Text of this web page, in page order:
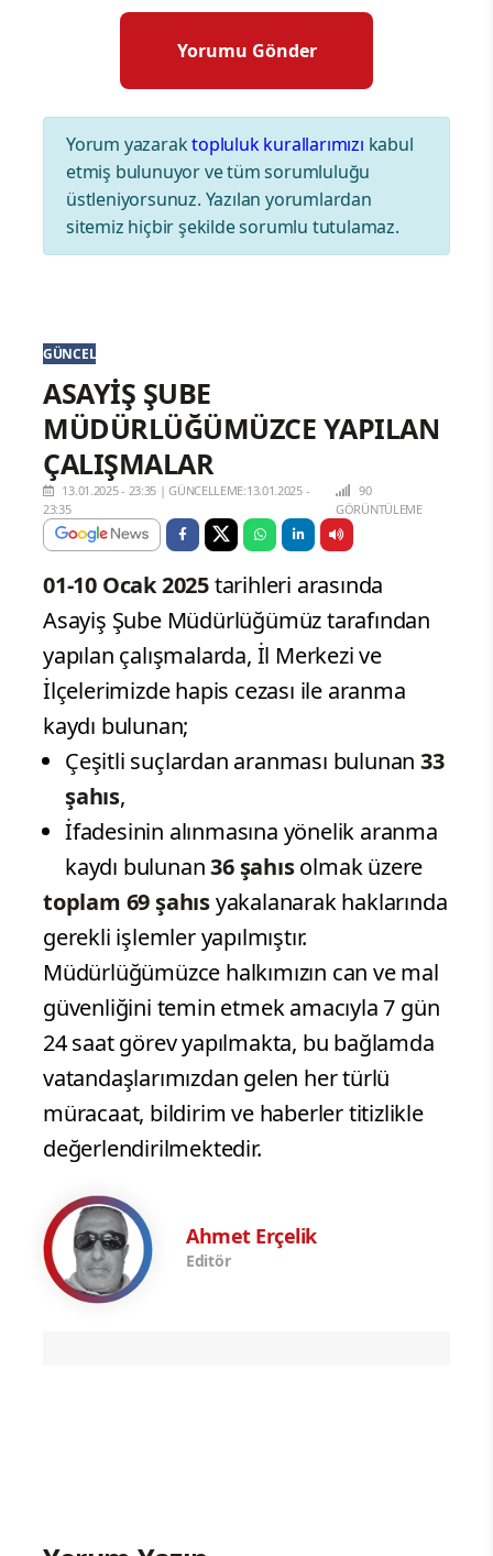
Yorum yazaraktopluluk kurallarımızı kabul
etmiş bulunuyor ve tüm sorumluluğu
üstleniyorsunuz. Yazılan yorumlardan
sitemiz hiçbir şekilde sorumlu tutulamaz.
GÜNCEL
ASAYİŞ ŞUBE
MÜDÜRLÜĞÜMÜZCE YAPILAN
ÇALIŞMALAR
13.01.2025 - 23:35 |GÜNCELLEME:13.01.2025 -
23:35
90
GÖRÜNTÜLEME
01-10 Ocak 2025tarihleri arasında
Asayiş Şube Müdürlüğümüz tarafından
yapılan çalışmalarda, İl Merkezi ve
İlçelerimizde hapis cezası ile aranma
kaydı bulunan;
Çeşitli suçlardan aranması bulunan 33
şahıs,
İfadesinin alınmasına yönelik aranma
kaydı bulunan36 şahısolmak üzere
toplam 69 şahısyakalanarak haklarında
gerekli işlemler yapılmıştır.
Müdürlüğümüzce halkımızın can ve mal
güvenliğini temin etmek amacıyla 7 gün
24 saat görev yapılmakta, bu bağlamda
vatandaşlarımızdan gelen her türlü
müracaat, bildirim ve haberler titizlikle
değerlendirilmektedir.
Ahmet Erçelik
Editör